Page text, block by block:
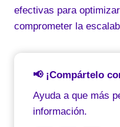
efectivas para
comprometer la
📢 ¡Compártelo
Ayuda a que más
información.